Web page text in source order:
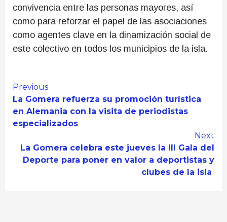
convivencia entre las personas mayores, así
como para reforzar el papel de las asociaciones
como agentes clave en la dinamización social de
este colectivo en todos los municipios de la isla.
Continue
Reading
Previous
La Gomera refuerza su promoción turística
en Alemania con la visita de periodistas
especializados
Next
La Gomera celebra este jueves la III Gala del
Deporte para poner en valor a deportistas y
clubes de la isla